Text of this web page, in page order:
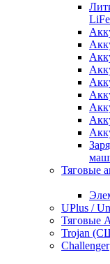
Тяговые
UPlus /
Тяговые
Trojan
Challenger